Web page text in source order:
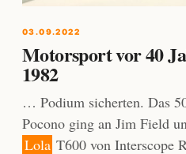
03.09.2022
Motorsport vor 40
1982
… Podium sicherten. Das
Pocono ging an Jim Field
Lola T600 von Interscope